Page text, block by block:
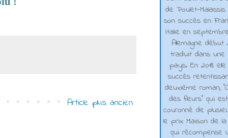
Article plus ancien
de Poulet-
son succès en
Italie en
Allemagne début
traduit dans une
pays. En 2018
succès
deuxième roman,
des fleurs" qui
couronné de
le prix Maison de la
qui récompense